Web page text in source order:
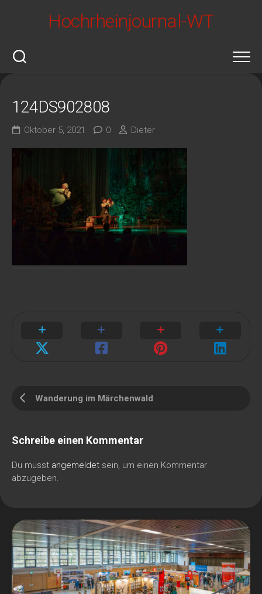
Hochrheinjournal-WT
124DS902808
Oktober 5, 2021 0 Dieter
Wanderung im Märchenwald
Schreibe einen Kommentar
Du musst angemeldet sein, um einen Kommentar
abzugeben.